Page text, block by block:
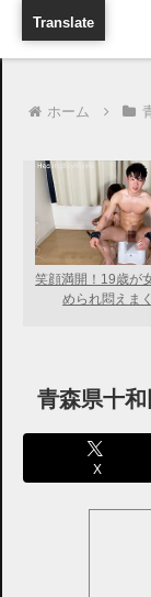
ホーム
笑顔満開！19歳が
められ悶えま
青森県十
X
Translate